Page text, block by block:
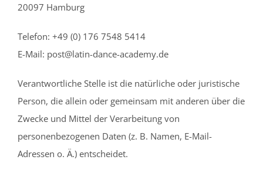
20097 Hamburg
Telefon: +49 (0) 176 7548 5414
E-Mail: post@latin-dance-academy.de
Verantwortliche Stelle ist die natürliche oder juristische
Person, die allein oder gemeinsam mit anderen über die
Zwecke und Mittel der Verarbeitung von
personenbezogenen Daten (z. B. Namen, E-Mail-
Adressen o. Ä.) entscheidet.